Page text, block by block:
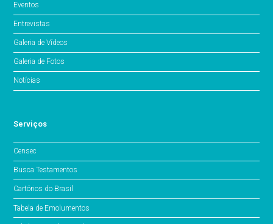
Eventos
Entrevistas
Galeria de Vídeos
Galeria de Fotos
Notícias
Serviços
Censec
Busca Testamentos
Cartórios do Brasil
Tabela de Emolumentos